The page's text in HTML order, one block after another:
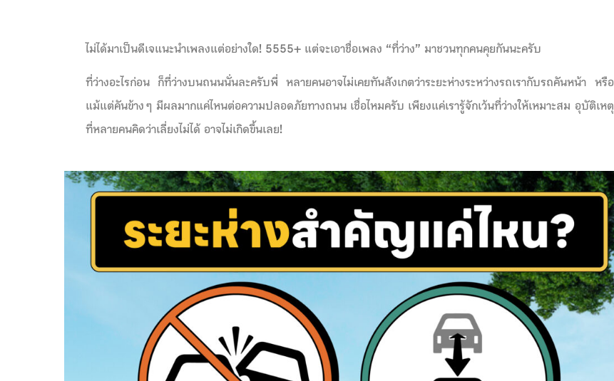
ไม่ได้มาเป็นดีเจแนะนำเพลงแต่อย่างใด! 5555+ แต่จะเอาชื่อเพลง “ที่ว่าง” มาชวนทุกคนคุยกันนะครับ
ที่ว่างอะไรก่อน ก็ที่ว่างบนถนนนั่นละครับพี่หลายคนอาจไม่เคยทันสังเกตว่าระยะห่างระหว่างรถเรากับรถคันหน้า หรือ
แม้แต่คันข้าง ๆ มีผลมากแค่ไหนต่อความปลอดภัยทางถนน เชื่อไหมครับ เพียงแค่เรารู้จักเว้นที่ว่างให้เหมาะสม อุบัติเหตุ
ที่หลายคนคิดว่าเลี่ยงไม่ได้ อาจไม่เกิดขึ้นเลย!